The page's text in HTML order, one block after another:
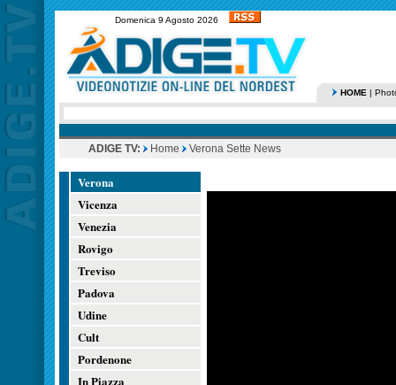
Domenica 9 Agosto 2026
HOME |
ADIGE TV: Home Verona Sette News
Verona
Vicenza
Venezia
Rovigo
Treviso
Padova
Udine
Cult
Pordenone
In Piazza